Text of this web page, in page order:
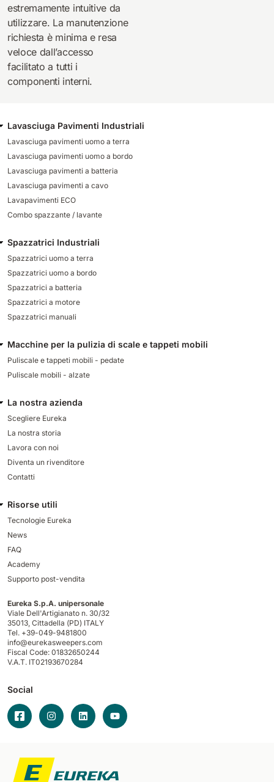
estremamente intuitive da
utilizzare. La manutenzione
richiesta è minima e resa
veloce dall’accesso
facilitato a tutti i
componenti interni.
Lavasciuga Pavimenti Industriali
Lavasciuga pavimenti uomo a terra
Lavasciuga pavimenti uomo a bordo
Lavasciuga pavimenti a batteria
Lavasciuga pavimenti a cavo
Lavapavimenti ECO
Combo spazzante / lavante
Spazzatrici Industriali
Spazzatrici uomo a terra
Spazzatrici uomo a bordo
Spazzatrici a batteria
Spazzatrici a motore
Spazzatrici manuali
Macchine per la pulizia di scale e tappeti mobili
Puliscale e tappeti mobili - pedate
Puliscale mobili - alzate
La nostra azienda
Scegliere Eureka
La nostra storia
Lavora con noi
Diventa un rivenditore
Contatti
Risorse utili
Tecnologie Eureka
News
FAQ
Academy
Supporto post-vendita
Eureka S.p.A. unipersonale
Viale Dell'Artigianato n. 30/32
35013, Cittadella (PD) ITALY
Tel. +39-049-9481800
info@eurekasweepers.com
Fiscal Code: 01832650244
V.A.T. IT02193670284
Social